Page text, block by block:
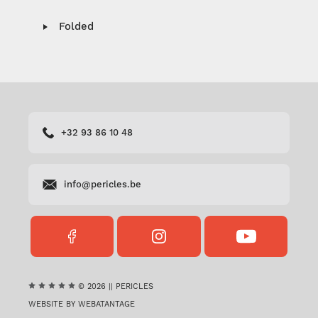
Folded
+32 93 86 10 48
info@pericles.be
FACEBOOK
PERICLES
INSTAGRAM
PERICLES
YOUTUBE
PERICLES
© 2026 || PERICLES
WEBSITE BY WEBATANTAGE